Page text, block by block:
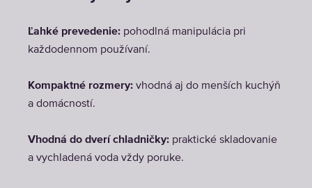
Ľahké prevedenie: pohodlná manipulácia pri
každodennom používaní.
Kompaktné rozmery: vhodná aj do menších kuchýň
a domácností.
Vhodná do dverí chladničky: praktické skladovanie
a vychladená voda vždy poruke.